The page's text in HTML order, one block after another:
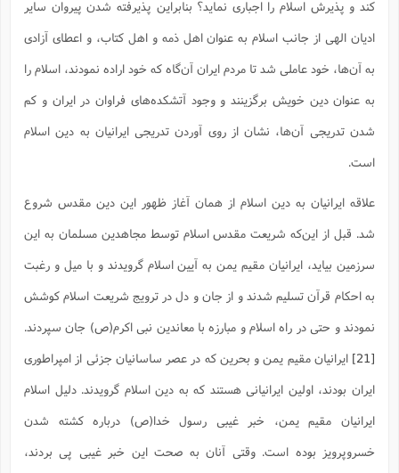
کند و پذیرش اسلام را اجباری نماید؟ بنابراین پذیرفته شدن پیروان سایر
ادیان الهی از جانب اسلام به عنوان اهل ذمه و اهل کتاب، و اعطای آزادی
به آن‌ها، خود عاملی شد تا مردم ایران آن‌گاه که خود اراده نمودند، اسلام را
به عنوان دین خویش برگزینند و وجود آتشکده‌های فراوان در ایران و کم
شدن تدریجی آن‌ها، نشان از روی آوردن تدریجی ایرانیان به دین اسلام
است.‌
علاقه ایرانیان به دین اسلام از همان آغاز ظهور این دین مقدس شروع
شد. قبل از این‌که شریعت مقدس اسلام توسط مجاهدین مسلمان به این
سرزمین بیاید، ایرانیان مقیم یمن به آیین اسلام گرویدند و با میل و رغبت
به احکام قرآن تسلیم شدند و از جان و دل در ترویج شریعت اسلام کوشش
نمودند و حتى در راه اسلام و مبارزه با معاندین نبى اکرم(ص) جان سپردند.
ایرانیان مقیم یمن و بحرین که در عصر ساسانیان جزئی از امپراطوری
ایران بودند، اولین ایرانیانی هستند که به دین اسلام گرویدند. دلیل اسلام
ایرانیان مقیم یمن، خبر غیبی رسول خدا(ص) درباره کشته شدن
خسروپرویز بوده است. وقتی آنان به صحت این خبر غیبی پی بردند،